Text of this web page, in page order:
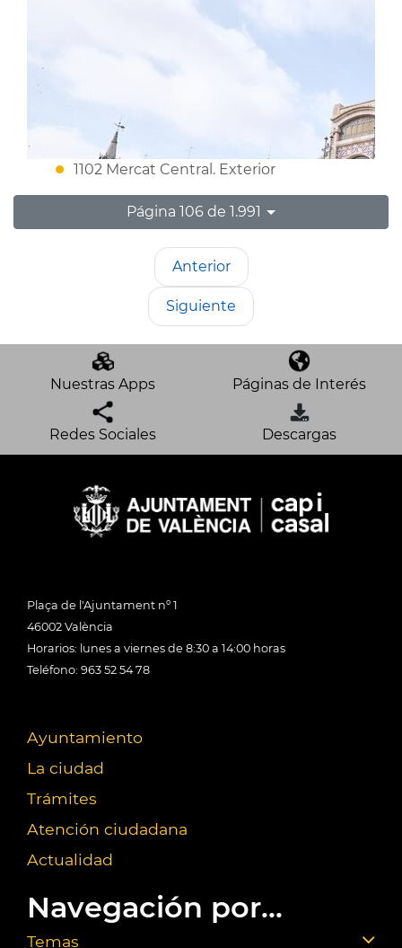
1102 Mercat Central. Exterior
Página 106 de 1.991
Anterior
Siguiente
Nuestras Apps Páginas de Interés
Redes Sociales Descargas
Plaça de l'Ajuntament nº 1
46002 València
Horarios: lunes a viernes de 8:30 a 14:00 horas
Teléfono: 963 52 54 78
Ayuntamiento
La ciudad
Trámites
Atención ciudadana
Actualidad
Navegación por...
Temas